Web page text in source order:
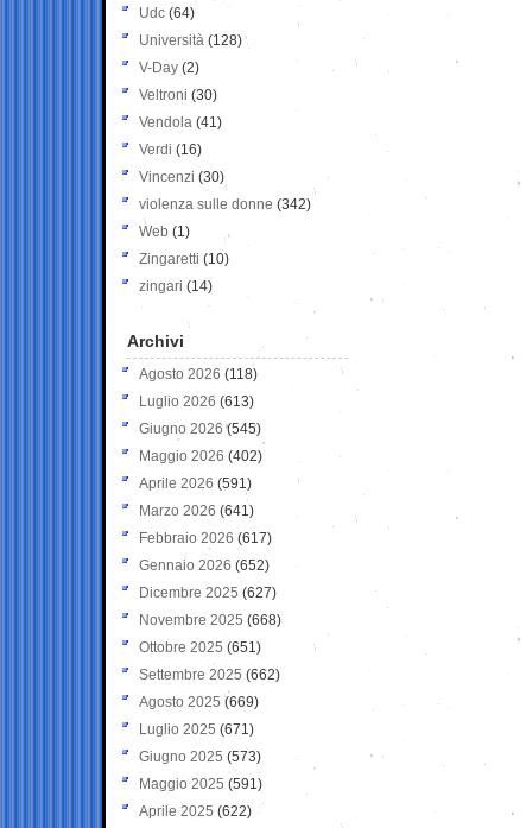
Udc (64)
Università (128)
V-Day (2)
Veltroni (30)
Vendola (41)
Verdi (16)
Vincenzi (30)
violenza sulle donne (342)
Web (1)
Zingaretti (10)
zingari (14)
Archivi
Agosto 2026 (118)
Luglio 2026 (613)
Giugno 2026 (545)
Maggio 2026 (402)
Aprile 2026 (591)
Marzo 2026 (641)
Febbraio 2026 (617)
Gennaio 2026 (652)
Dicembre 2025 (627)
Novembre 2025 (668)
Ottobre 2025 (651)
Settembre 2025 (662)
Agosto 2025 (669)
Luglio 2025 (671)
Giugno 2025 (573)
Maggio 2025 (591)
Aprile 2025 (622)